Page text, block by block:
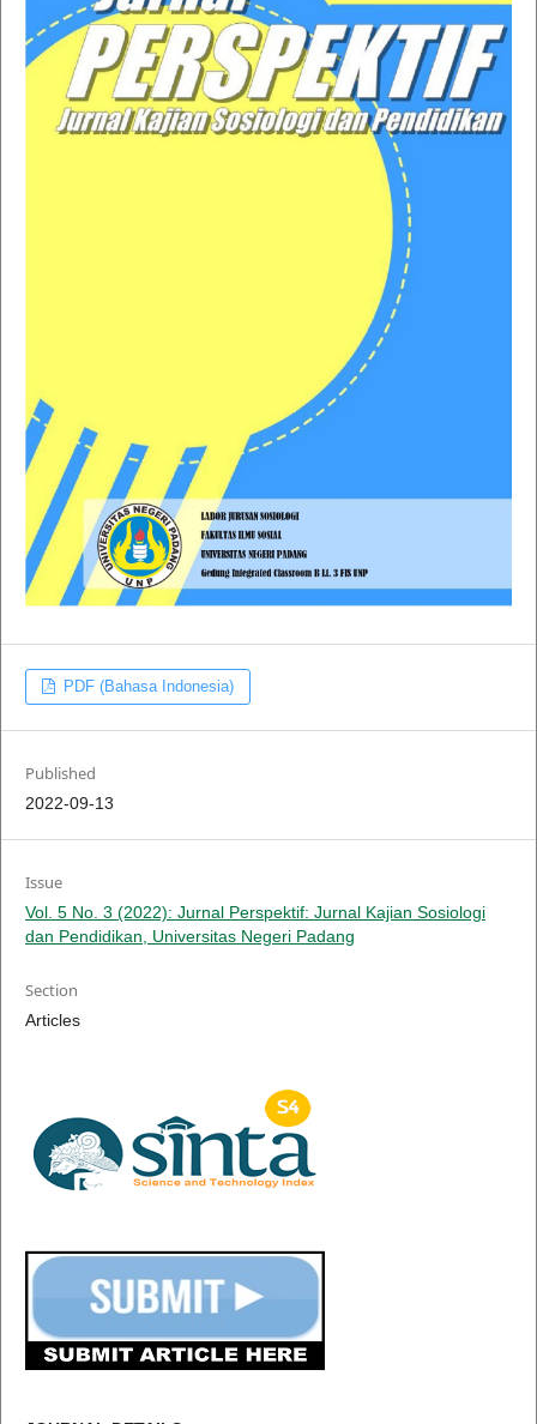
PDF (Bahasa Indonesia)
Published
2022-09-13
Issue
Vol. 5 No. 3 (2022): Jurnal Perspektif: Jurnal Kajian Sosiologi
dan Pendidikan, Universitas Negeri Padang
Section
Articles